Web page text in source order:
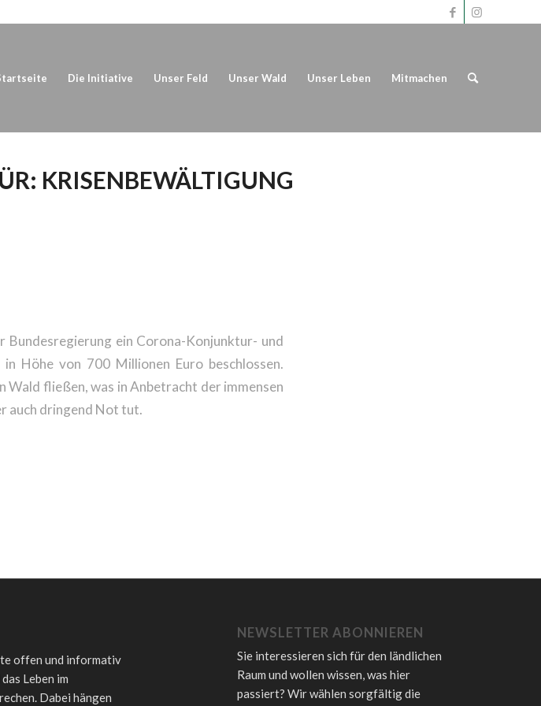
Die Initiative Unser Feld Unser Wald Unser Leben Mitmachen
KRISENBEWÄLTIGUNG
Bundesregierung ein Corona-Konjunktur- und
Höhe von 700 Millionen Euro beschlossen.
Wald fließen, was in Anbetracht der immensen
auch dringend Not tut.
offen und informativ
Leben im
Dabei hängen
NEWSLETTER ABONNIEREN
Sie interessieren sich für den ländlichen
Raum und wollen wissen, was hier
passiert? Wir wählen sorgfältig die